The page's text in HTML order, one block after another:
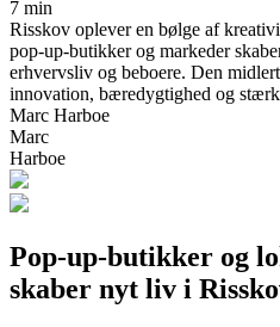
7 min
Risskov oplever en bølge af
pop-up-butikker og markeder
erhvervsliv og beboere. Den
innovation, bæredygtighed og
Marc Harboe
Marc
Harboe
Pop-up-butikker og
skaber nyt liv i